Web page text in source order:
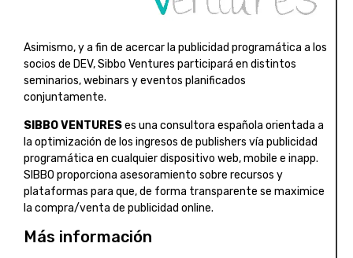
Asimismo, y a fin de acercar la publicidad programática a los
socios de DEV, Sibbo Ventures participará en distintos
seminarios, webinars y eventos planificados
conjuntamente.
SIBBO VENTURESes una consultora española orientada a
la optimización de los ingresos de publishers vía publicidad
programática en cualquier dispositivo web, mobile e inapp.
SIBBO proporciona asesoramiento sobre recursos y
plataformas para que, de forma transparente se maximice
la compra/venta de publicidad online.
Más información